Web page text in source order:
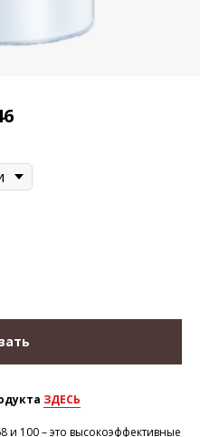
ЗДЕСЬ
и 100 – это высокоэффективные